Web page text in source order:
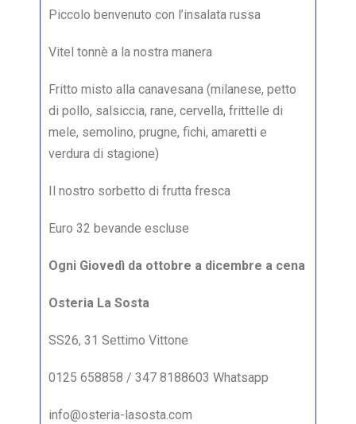
Piccolo benvenuto con l’insalata russa
Vitel tonnè a la nostra manera
Fritto misto alla canavesana (milanese, petto
di pollo, salsiccia, rane, cervella, frittelle di
mele, semolino, prugne, fichi, amaretti e
verdura di stagione)
Il nostro sorbetto di frutta fresca
Euro 32 bevande escluse
Ogni Giovedì da ottobre a dicembre a cena
Osteria La Sosta
SS26, 31 Settimo Vittone
0125 658858 / 347 8188603 Whatsapp
info@osteria-lasosta.com